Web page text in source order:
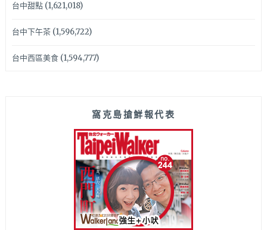
台中甜點(1,621,018)
台中下午茶(1,596,722)
台中西區美食(1,594,777)
窩克島搶鮮報代表